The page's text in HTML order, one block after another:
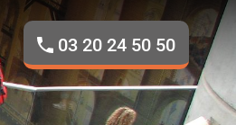
ACTUALITES
03 20 24 50 50